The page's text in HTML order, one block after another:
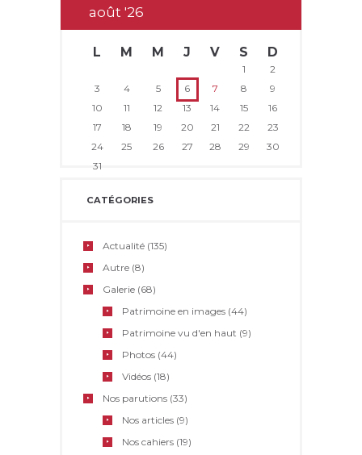
août26
L M M J V S D
1
2
3
4 5 6 7 8
9
10
11 12 13 14 15
16
17
18 19 20 21 22
23
24
25 26 27 28 29
30
31
CATÉGORIES
Actualité (135)
Autre (8)
Galerie (68)
Patrimoine en images (44)
Patrimoine vu d'en haut (9)
Photos (44)
Vidéos (18)
Nos parutions (33)
Nos articles (9)
Nos cahiers (19)